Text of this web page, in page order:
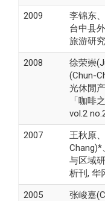
2009
李锦东
台中县
旅游研
2008
徐荣崇
(Chun-
光休閒
「咖啡
vol.2
2007
王秋原
Chang)*
与区域
析刊, 华
2005
张峻嘉